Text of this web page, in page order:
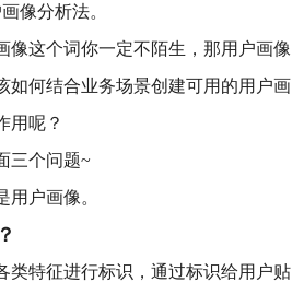
像分析法。
像这个词你一定不陌生，那用户画像
如何结合业务场景创建可用的用户画
用呢？
三个问题~
用户画像。
类特征进行标识，通过标识给用户贴